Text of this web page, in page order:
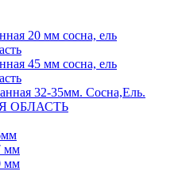
20 мм сосна, ель
45 мм сосна, ель
32-35мм. Сосна,Ель.
ОБЛАСТЬ
мм
мм